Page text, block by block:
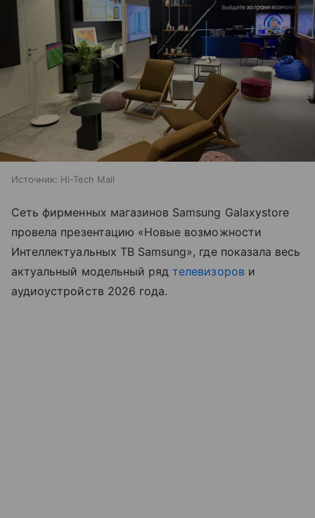
Источник: Hi-Tech Mail
Сеть фирменных магазинов Samsung Galaxystore
провела презентацию «Новые возможности
Интеллектуальных ТВ Samsung», где показала весь
актуальный модельный рядтелевизоров и
аудиоустройств 2026 года.